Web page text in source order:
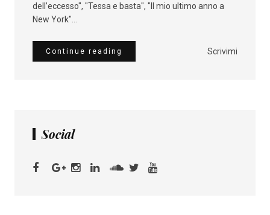
dell’eccesso", "Tessa e basta", "Il mio ultimo anno a
New York"...
Scrivimi
Continue reading
Social